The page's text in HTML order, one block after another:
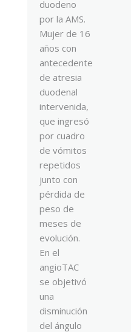
duodeno
por la AMS.
Mujer de 16
años con
antecedente
de atresia
duodenal
intervenida,
que ingresó
por cuadro
de vómitos
repetidos
junto con
pérdida de
peso de
meses de
evolución.
En el
angioTAC
se objetivó
una
disminución
del ángulo